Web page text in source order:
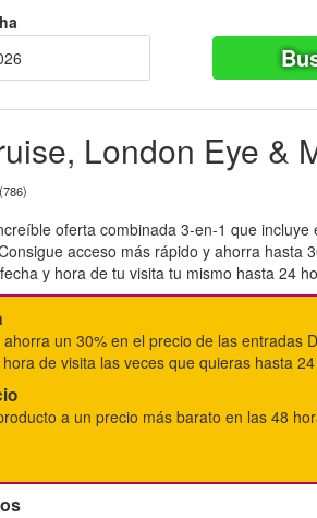
London Eye &
(786)
oferta combinada 3-en-1 que
acceso más rápido y ahorra
y hora de tu visita tu mismo hasta 24
un 30% en el precio de las entradas
de visita las veces que quieras hasta
a un precio más barato en las 48